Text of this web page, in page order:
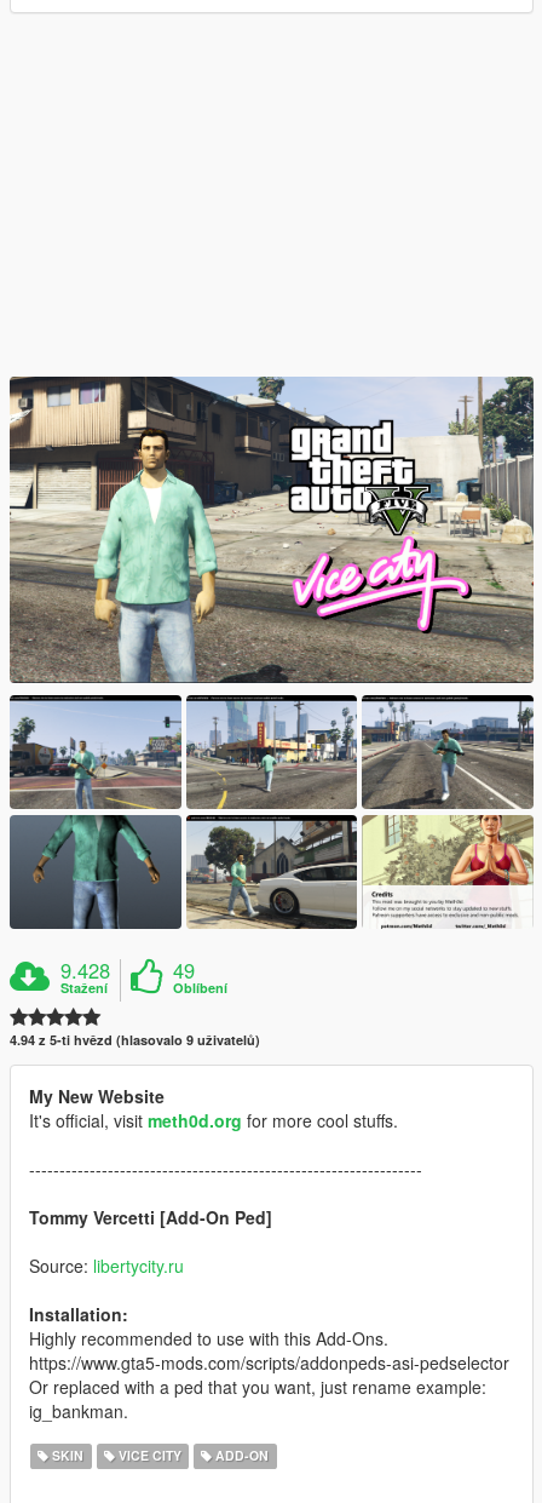
9.428
Stažení
49
Oblíbení
4.94 z 5-ti hvězd (hlasovalo 9 uživatelů)
My New Website
It's official, visit meth0d.org for more cool stuffs.
-----------------------------------------------------------------
Tommy Vercetti [Add-On Ped]
Source: libertycity.ru
Installation:
Highly recommended to use with this Add-Ons.
https://www.gta5-mods.com/scripts/addonpeds-asi-pedselector
Or replaced with a ped that you want, just rename example:
ig_bankman.
SKIN VICE CITY ADD-ON